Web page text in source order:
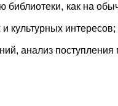
как на
культурных интересов;
анализ поступления